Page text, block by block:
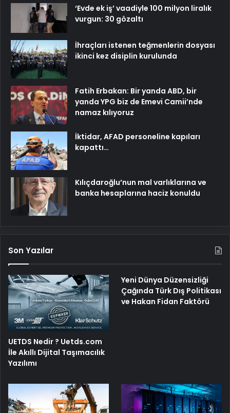
‘Evde ek iş’ vaadiyle 100 milyon liralık
vurgun: 30 gözaltı
İhraçları istenen teğmenlerin dosyası
ikinci kez disiplin kurulunda
Fatih Erbakan: Bir yanda ABD, bir
yanda YPG biz de Emevi Camii’nde
namaz kılıyoruz
İktidar, AFAD personeline kapıları
kapattı…
Kılıçdaroğlu’nun mal varlıklarına ve
banka hesaplarına haciz konuldu
Son Yazılar
UETDS Nedir ? Uetds.com
İle Akıllı Dijital Taşımacılık
Yazılımı
Yeni Dünya Düzensizliği
Çağında Türk Dış Politikası
ve Hakan Fidan Faktörü